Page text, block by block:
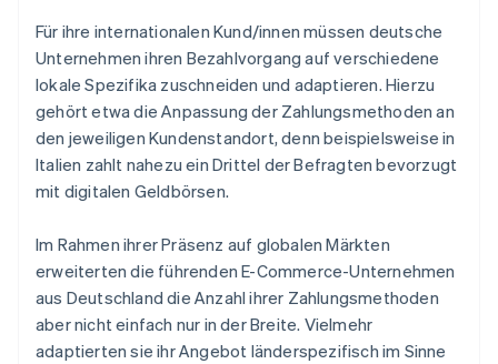
Für ihre internationalen Kund/innen müssen deutsche
Unternehmen ihren Bezahlvorgang auf verschiedene
lokale Spezifika zuschneiden und adaptieren. Hierzu
gehört etwa die Anpassung der Zahlungsmethoden an
den jeweiligen Kundenstandort, denn beispielsweise in
Italien zahlt nahezu ein Drittel der Befragten bevorzugt
mit digitalen Geldbörsen.
Im Rahmen ihrer Präsenz auf globalen Märkten
erweiterten die führenden E-Commerce-Unternehmen
aus Deutschland die Anzahl ihrer Zahlungsmethoden
aber nicht einfach nur in der Breite. Vielmehr
adaptierten sie ihr Angebot länderspezifisch im Sinne